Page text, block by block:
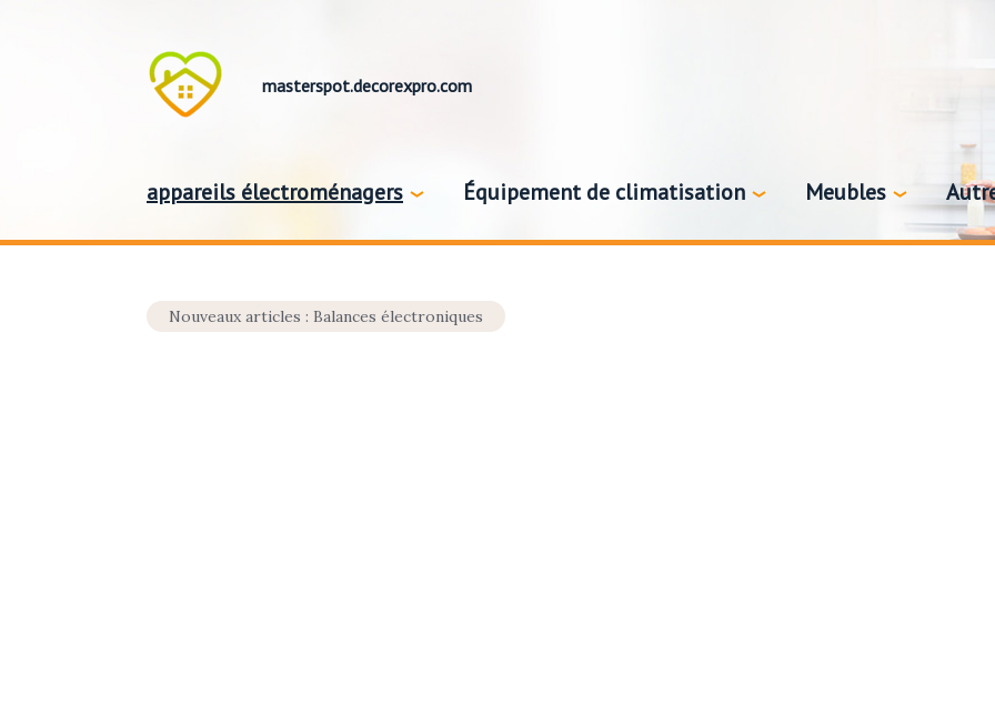
masterspot.decorexpro.com
appareils électroménagers Équipement de climatisation Meubles
Nouveaux articles : Balances électroniques